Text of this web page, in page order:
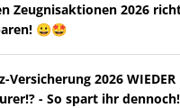
Zeugnisaktionen 2026
😀🤩
Versicherung 2026 WIEDER
- So spart ihr